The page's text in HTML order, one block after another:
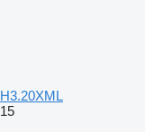
H3.20XML
15